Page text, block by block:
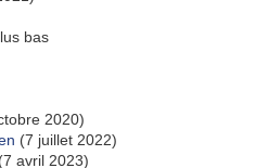
bas
2020)
(7 juillet 2022)
(7 avril 2023)